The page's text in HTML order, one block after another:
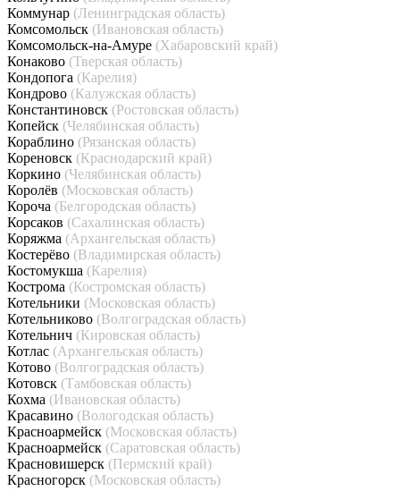
Коммунар (Ленинградская область)
Комсомольск (Ивановская область)
Комсомольск-на-Амуре (Хабаровский край)
Конаково (Тверская область)
Кондопога (Карелия)
Кондрово (Калужская область)
Константиновск (Ростовская область)
Копейск (Челябинская область)
Кораблино (Рязанская область)
Кореновск (Краснодарский край)
Коркино (Челябинская область)
Королёв (Московская область)
Короча (Белгородская область)
Корсаков (Сахалинская область)
Коряжма (Архангельская область)
Костерёво (Владимирская область)
Костомукша (Карелия)
Кострома (Костромская область)
Котельники (Московская область)
Котельниково (Волгоградская область)
Котельнич (Кировская область)
Котлас (Архангельская область)
Котово (Волгоградская область)
Котовск (Тамбовская область)
Кохма (Ивановская область)
Красавино (Вологодская область)
Красноармейск (Московская область)
Красноармейск (Саратовская область)
Красновишерск (Пермский край)
Красногорск (Московская область)